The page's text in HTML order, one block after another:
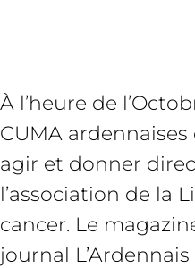
À l’heure de
CUMA
agir et donner
l’association de la
cancer. Le
journal